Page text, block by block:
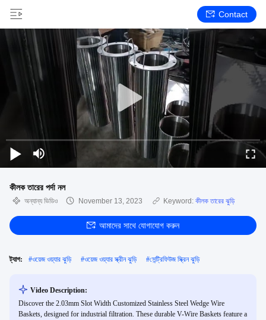
Contact
কীলক তারের পর্দা নল
অন্যান্য ভিডিও November 13, 2023 Keyword: কীলক তারের ঝুড়ি
আমাদের সাথে যোগাযোগ করুন
ট্যাগ: #ওয়েজ ওয়্যার ঝুড়ি #ওয়েজ ওয়্যার স্ক্রীন ঝুড়ি #সেন্ট্রিফিউজ স্ক্রিন ঝুড়ি
Video Description:
Discover the 2.03mm Slot Width Customized Stainless Steel Wedge Wire
Baskets, designed for industrial filtration. These durable V-Wire Baskets feature a